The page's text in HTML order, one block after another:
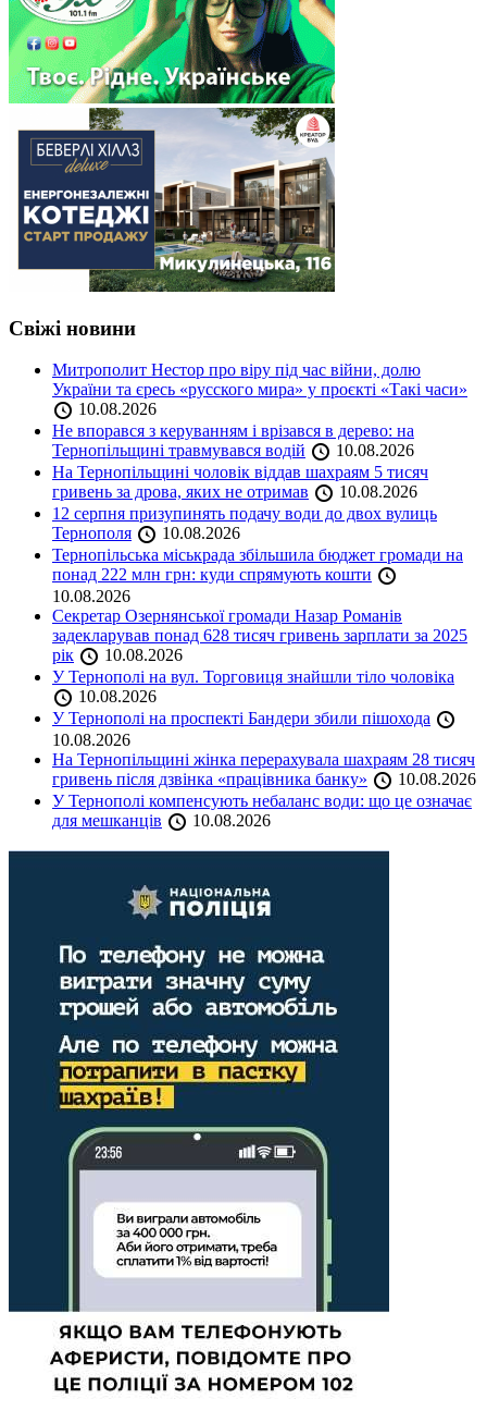
Свіжі новини
Митрополит Нестор про віру під час війни, долю
України та єресь «русского мира» у проєкті «Такі часи»
10.08.2026
Не впорався з керуванням і врізався в дерево: на
Тернопільщині травмувався водій
10.08.2026
На Тернопільщині чоловік віддав шахраям 5 тисяч
гривень за дрова, яких не отримав
10.08.2026
12 серпня призупинять подачу води до двох вулиць
Тернополя
10.08.2026
Тернопільська міськрада збільшила бюджет громади на
понад 222 млн грн: куди спрямують кошти
10.08.2026
Секретар Озернянської громади Назар Романів
задекларував понад 628 тисяч гривень зарплати за 2025
рік
10.08.2026
У Тернополі на вул. Торговиця знайшли тіло чоловіка
10.08.2026
У Тернополі на проспекті Бандери збили пішохода
10.08.2026
На Тернопільщині жінка перерахувала шахраям 28 тисяч
гривень після дзвінка «працівника банку»
10.08.2026
У Тернополі компенсують небаланс води: що це означає
для мешканців
10.08.2026